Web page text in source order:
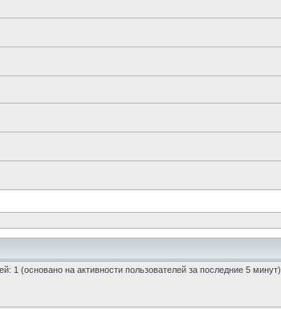
1 (основано на активности пользователей за последние 5 минут)